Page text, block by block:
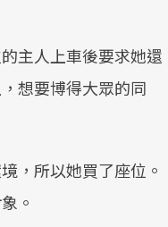
主人上車後要求她還
想要博得大眾的同
，所以她買了座位。
。